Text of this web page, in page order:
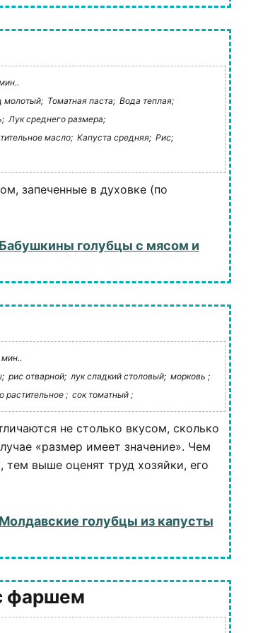
молотый; Томатная паста; Вода теплая;
Лук среднего размера;
масло; Капуста средняя; Рис;
запеченные в духовке (по
голубцы с мясом и
рис отварной; лук сладкий столовый; морковь ;
растительное ; сок томатный ;
не столько вкусом, сколько
«размер имеет значение». Чем
тем выше оценят труд хозяйки, его
голубцы из капусты
фаршем